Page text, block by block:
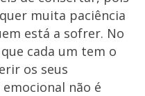
muita paciência
está a sofrer. No
cada um tem o
os seus
não é